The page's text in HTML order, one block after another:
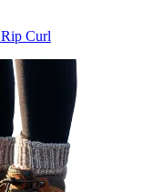
Rip Curl